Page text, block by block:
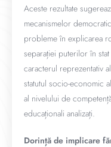
Aceste rezultate
mecanismelor
probleme în explicarea
separației puterilor în
caracterul reprezentativ
statutul socio-economic
al nivelului de
educaționali analizați.
Dorință de implicare